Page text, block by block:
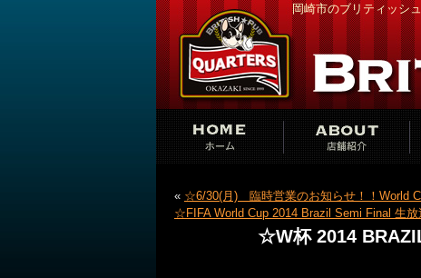
岡崎市のブリティッシ
« ☆6/30(月) 臨時営業のお知らせ！！World
☆FIFA World Cup 2014 Brazil Semi Final 生放
☆W杯 2014